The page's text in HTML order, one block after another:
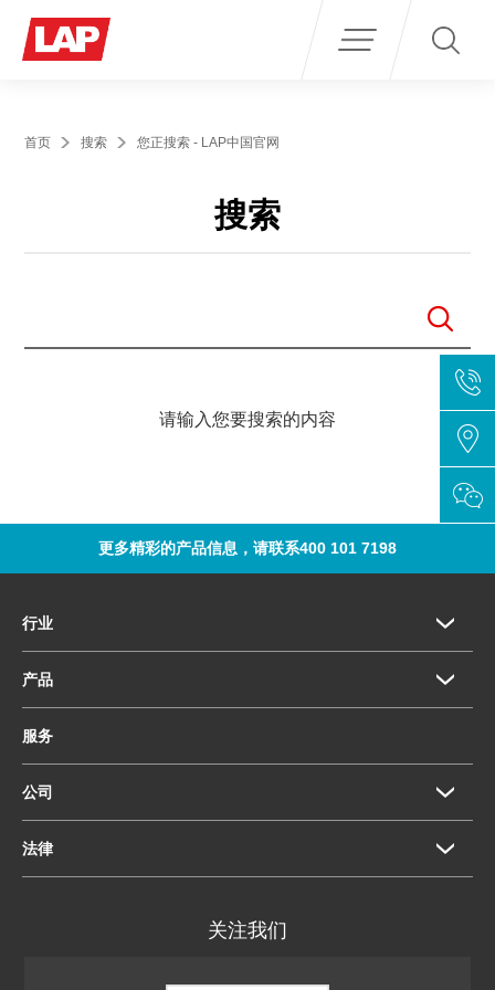
首页 搜索 您正搜索 - LAP中国官网
搜索
请输入您要搜索的内容
更多精彩的产品信息，请联系400 101 7198
行业
产品
服务
公司
法律
关注我们